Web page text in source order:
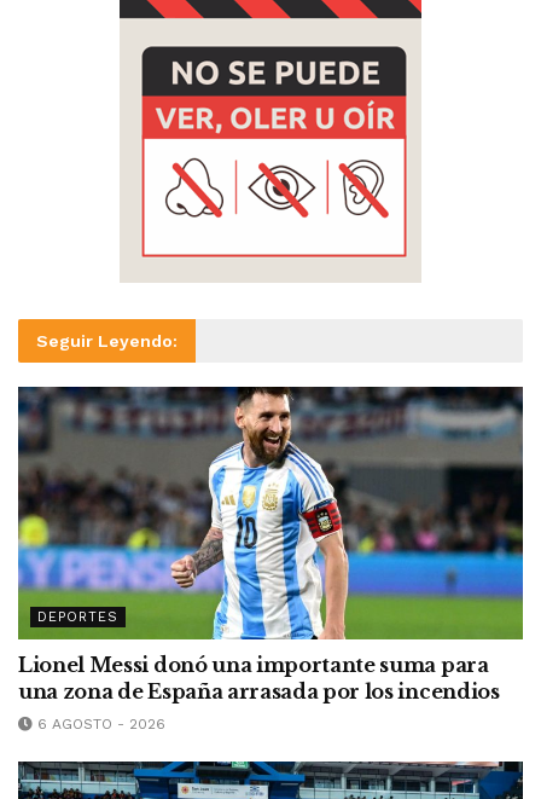
Seguir Leyendo:
DEPORTES
Lionel Messi donó una importante suma para
una zona de España arrasada por los incendios
6 AGOSTO - 2026